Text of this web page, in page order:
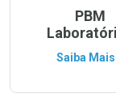
PBM
Saiba Mais